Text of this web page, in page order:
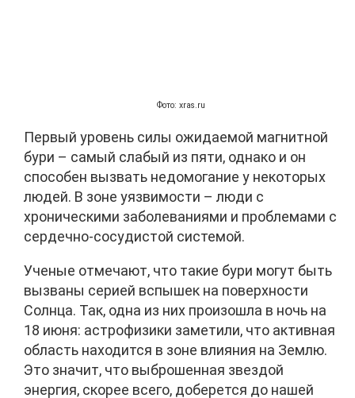
Фото: xras.ru
Первый уровень силы ожидаемой магнитной
бури – самый слабый из пяти, однако и он
способен вызвать недомогание у некоторых
людей. В зоне уязвимости – люди с
хроническими заболеваниями и проблемами с
сердечно-сосудистой системой.
Ученые отмечают, что такие бури могут быть
вызваны серией вспышек на поверхности
Солнца. Так, одна из них произошла в ночь на
18 июня: астрофизики заметили, что активная
область находится в зоне влияния на Землю.
Это значит, что выброшенная звездой
энергия, скорее всего, доберется до нашей